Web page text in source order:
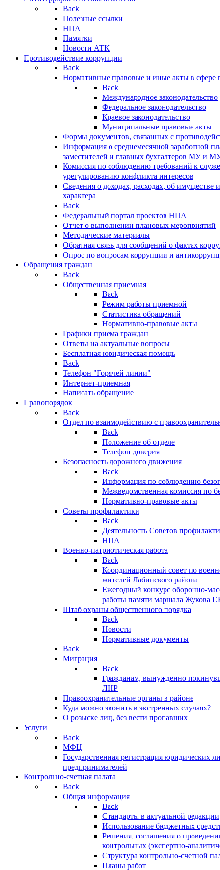
Back
Полезные ссылки
НПА
Памятки
Новости АТК
Противодействие коррупции
Back
Нормативные правовые и иные акты в сфере
Back
Международное законодательство
Федеральное законодательство
Краевое законодательство
Муниципальные правовые акты
Формы документов, связанных с
Информация о среднемесячной заработной
заместителей и главных бухгалтеров МУ и
Комиссия по соблюдению требований к
урегулированию конфликта интересов
Сведения о доходах, расходах, об имуществе
характера
Back
Федеральный портал проектов НПА
Отчет о выполнении плановых мероприятий
Методические материалы
Обратная связь для сообщений о фактах
Опрос по вопросам коррупции и
Обращения граждан
Back
Общественная приемная
Back
Режим работы приемной
Статистика обращений
Нормативно-правовые акты
Графики приема граждан
Ответы на актуальные вопросы
Бесплатная юридическая помощь
Back
Телефон "Горячей линии"
Интернет-приемная
Написать обращение
Правопорядок
Back
Отдел по взаимодействию с
Back
Положение об отделе
Телефон доверия
Безопасность дорожного движения
Back
Информация по соблюдению
Межведомственная комиссия по
Нормативно-правовые акты
Советы профилактики
Back
Деятельность Советов
НПА
Военно-патриотическая работа
Back
Координационный совет по
жителей Лабинского района
Ежегодный конкурс оборонно-
работы памяти маршала Жукова
Штаб охраны общественного порядка
Back
Новости
Нормативные документы
Back
Миграция
Back
Гражданам, вынужденно
ЛНР
Правоохранительные органы в районе
Куда можно звонить в экстренных случаях?
О розыске лиц, без вести пропавших
Услуги
Back
МФЦ
Государственная регистрация юридических
предпринимателей
Контрольно-счетная палата
Back
Общая информация
Back
Стандарты в актуальной редакции
Использование бюджетных
Решения, соглашения о
контрольных (экспертно-
Структура контрольно-счетной
Планы работ